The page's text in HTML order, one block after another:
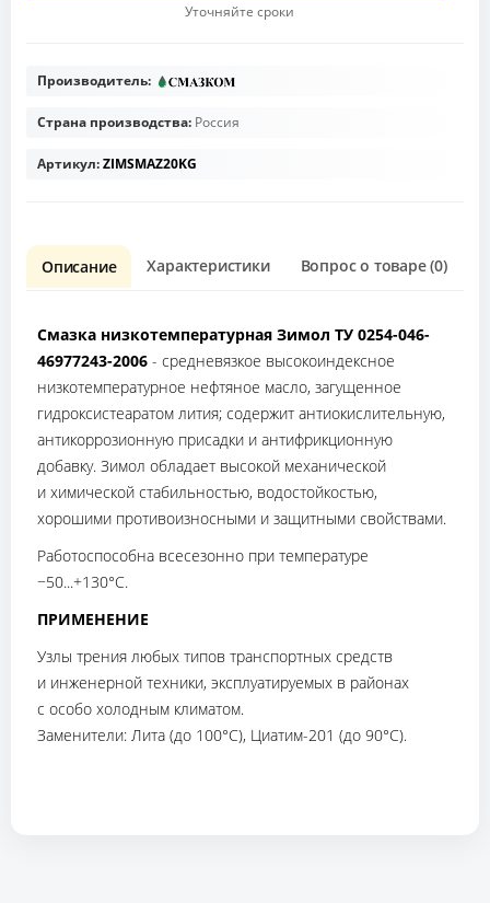
Уточняйте сроки
Производитель:
Страна производства: Россия
Артикул:ZIMSMAZ20KG
Описание Характеристики Вопрос о товаре (0)
Смазка низкотемпературная Зимол ТУ 0254-046-
46977243-2006 - средневязкое высокоиндексное
низкотемпературное нефтяное масло, загущенное
гидроксистеаратом лития; содержит антиокислительную,
антикоррозионную присадки и антифрикционную
добавку. Зимол обладает высокой механической
и химической стабильностью, водостойкостью,
хорошими противоизносными и защитными свойствами.
Работоспособна всесезонно при температуре
−50...+130°С.
ПРИМЕНЕНИЕ
Узлы трения любых типов транспортных средств
и инженерной техники, эксплуатируемых в районах
с особо холодным климатом.
Заменители: Лита (до 100°С), Циатим-201 (до 90°С).